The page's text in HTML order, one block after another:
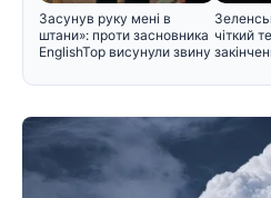
Засунув руку мені в
штани»: проти засновника
EnglishTop висунули звину
чіткий